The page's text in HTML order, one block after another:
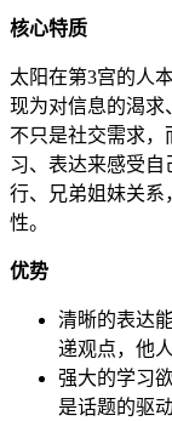
核心特质
太阳在第3宫的人
现为对信息的渴求
不只是社交需求
习、表达来感受
行、兄弟姐妹关系
性。
优势
清晰的表达
递观点，他
强大的学习
是话题的驱